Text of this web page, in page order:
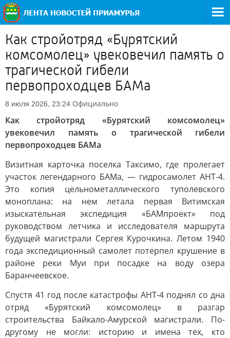
Как стройотряд «Бурятский
комсомолец» увековечил память о
трагической гибели
первопроходцев БАМа
8 июля 2026, 23:24 Официально
Как стройотряд «Бурятский комсомолец»
увековечил память о трагической гибели
первопроходцев БАМа
Визитная карточка поселка Таксимо, где пролегает
участок легендарного БАМа, — гидросамолет АНТ-4.
Это копия цельнометаллического туполевского
моноплана: на нем летала первая Витимская
изыскательная экспедиция «БАМпроект» под
руководством летчика и исследователя маршрута
будущей магистрали Сергея Курочкина. Летом 1940
года экспедиционный самолет потерпел крушение в
районе реки Муи при посадке на воду озера
Баранчеевское.
Спустя 41 год после катастрофы АНТ-4 поднял со дна
отряд «Бурятский комсомолец» в разгар
строительства Байкало-Амурской магистрали. По-
другому не могли: историю и имена тех, кто